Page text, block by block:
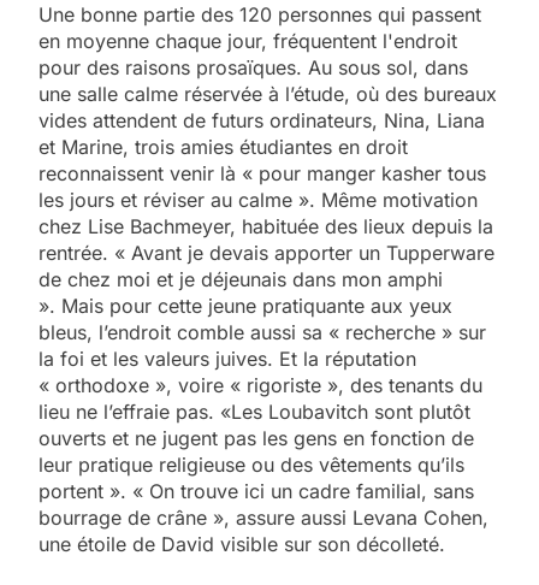
Une bonne partie des 120 personnes qui passent
en moyenne chaque jour, fréquentent l'endroit
pour des raisons prosaïques. Au sous sol, dans
une salle calme réservée à l’étude, où des bureaux
vides attendent de futurs ordinateurs, Nina, Liana
et Marine, trois amies étudiantes en droit
reconnaissent venir là « pour manger kasher tous
les jours et réviser au calme ». Même motivation
chez Lise Bachmeyer, habituée des lieux depuis la
rentrée. « Avant je devais apporter un Tupperware
de chez moi et je déjeunais dans mon amphi
». Mais pour cette jeune pratiquante aux yeux
bleus, l’endroit comble aussi sa « recherche » sur
la foi et les valeurs juives. Et la réputation
« orthodoxe », voire « rigoriste », des tenants du
lieu ne l’effraie pas. «Les Loubavitch sont plutôt
ouverts et ne jugent pas les gens en fonction de
leur pratique religieuse ou des vêtements qu’ils
portent ». « On trouve ici un cadre familial, sans
bourrage de crâne », assure aussi Levana Cohen,
une étoile de David visible sur son décolleté.